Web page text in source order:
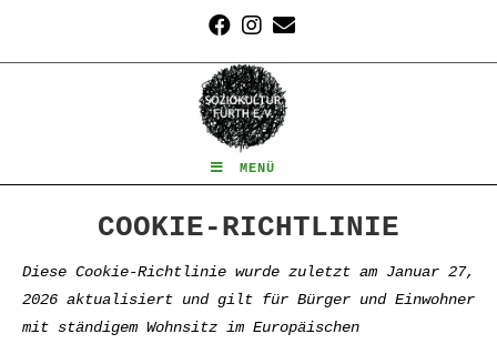
springen
MENÜ
COOKIE-RICHTLINIE
Diese Cookie-Richtlinie wurde zuletzt am Januar 27,
2026 aktualisiert und gilt für Bürger und Einwohner
mit ständigem Wohnsitz im Europäischen